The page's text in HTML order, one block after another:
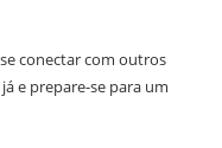
conectar com outros
e prepare-se para um